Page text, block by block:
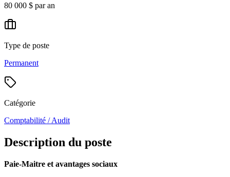
80 000 $ par an
Type de poste
Permanent
Catégorie
Comptabilité / Audit
Description du poste
Paie-Maitre et avantages sociaux